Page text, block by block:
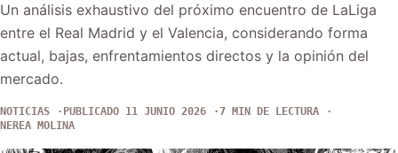
Un análisis exhaustivo del próximo encuentro de LaLiga
entre el Real Madrid y el Valencia, considerando forma
actual, bajas, enfrentamientos directos y la opinión del
mercado.
NOTICIAS PUBLICADO 11 JUNIO 2026
7 MIN DE LECTURA
NEREA MOLINA